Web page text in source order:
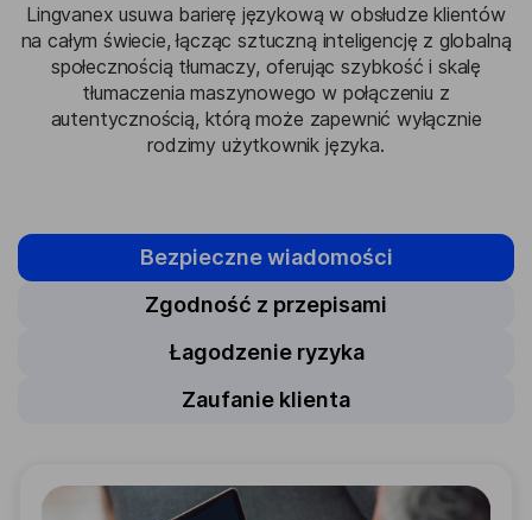
Lingvanex usuwa barierę językową w obsłudze klientów
na całym świecie, łącząc sztuczną inteligencję z globalną
społecznością tłumaczy, oferując szybkość i skalę
tłumaczenia maszynowego w połączeniu z
autentycznością, którą może zapewnić wyłącznie
rodzimy użytkownik języka.
Bezpieczne wiadomości
Zgodność z przepisami
Łagodzenie ryzyka
Zaufanie klienta